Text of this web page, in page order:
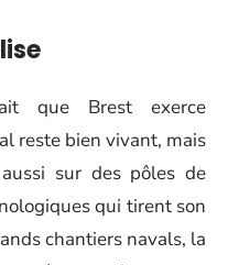
que Brest exerce
reste bien vivant, mais
sur des pôles de
qui tirent son
chantiers navals, la